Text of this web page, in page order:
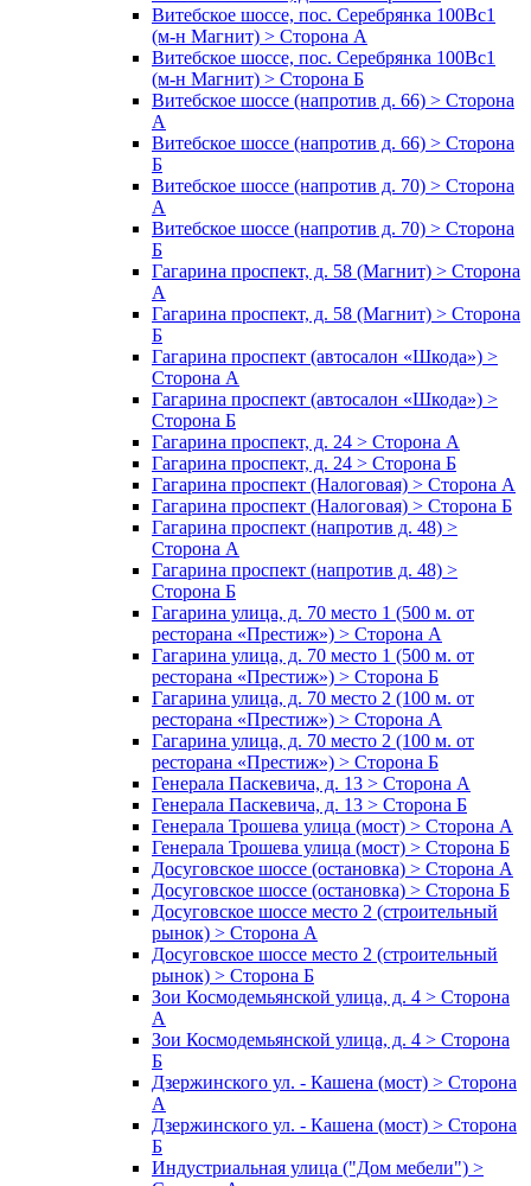
Витебское шоссе, пос. Серебрянка 100Вс1
(м-н Магнит) > Сторона А
Витебское шоссе, пос. Серебрянка 100Вс1
(м-н Магнит) > Сторона Б
Витебское шоссе (напротив д. 66) > Сторона
А
Витебское шоссе (напротив д. 66) > Сторона
Б
Витебское шоссе (напротив д. 70) > Сторона
А
Витебское шоссе (напротив д. 70) > Сторона
Б
Гагарина проспект, д. 58 (Магнит) > Сторона
А
Гагарина проспект, д. 58 (Магнит) > Сторона
Б
Гагарина проспект (автосалон «Шкода») >
Сторона А
Гагарина проспект (автосалон «Шкода») >
Сторона Б
Гагарина проспект, д. 24 > Сторона А
Гагарина проспект, д. 24 > Сторона Б
Гагарина проспект (Налоговая) > Сторона А
Гагарина проспект (Налоговая) > Сторона Б
Гагарина проспект (напротив д. 48) >
Сторона А
Гагарина проспект (напротив д. 48) >
Сторона Б
Гагарина улица, д. 70 место 1 (500 м. от
ресторана «Престиж») > Сторона А
Гагарина улица, д. 70 место 1 (500 м. от
ресторана «Престиж») > Сторона Б
Гагарина улица, д. 70 место 2 (100 м. от
ресторана «Престиж») > Сторона А
Гагарина улица, д. 70 место 2 (100 м. от
ресторана «Престиж») > Сторона Б
Генерала Паскевича, д. 13 > Сторона А
Генерала Паскевича, д. 13 > Сторона Б
Генерала Трошева улица (мост) > Сторона А
Генерала Трошева улица (мост) > Сторона Б
Досуговское шоссе (остановка) > Сторона А
Досуговское шоссе (остановка) > Сторона Б
Досуговское шоссе место 2 (строительный
рынок) > Сторона А
Досуговское шоссе место 2 (строительный
рынок) > Сторона Б
Зои Космодемьянской улица, д. 4 > Сторона
А
Зои Космодемьянской улица, д. 4 > Сторона
Б
Дзержинского ул. - Кашена (мост) > Сторона
А
Дзержинского ул. - Кашена (мост) > Сторона
Б
Индустриальная улица ("Дом мебели") >